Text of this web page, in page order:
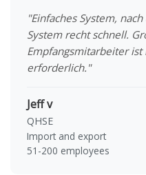
"Einfaches System,
System recht schnell.
Empfangsmitarbeiter
erforderlich."
Jeff v
QHSE
Import and export
51-200 employees